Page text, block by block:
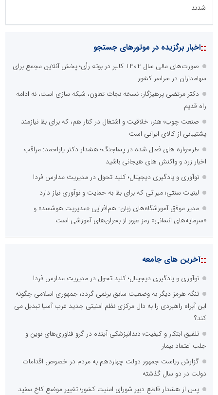
شدند
::اخبار برگزیده در موتورهای جستجو
صورت‌های مالی سال ۱۴۰۴ کالبر در بوته رأی؛ پخش آنلاین مجمع برای
سهامداران در سراسر کشور
دکتر مرتضی پرهیزگار: نسخه نجات تعاون، شبکه سازی است، نه ادامه
راه قدیم
صنعت چوب؛ هنر، خلاقیت و اشتغال در کنار هم، که برای بقا نیازمند
پشتیبانی از کالای ایرانی است
طرحواره های فعال شده در پساجنگ؛ هشدار دکتر یاراحمد: مراقب
اخبار زرد و واکنش های هیجانی باشید
نوآوری و یادگیری دیجیتال؛ کلید تحول در مدیریت مدارس فردا
لبنیات سنتی؛ میراثی که برای بقا به حمایت و نوآوری نیاز دارد
مدیر موفق آموزشگاه‌های زبان: هم‌افزایی «مدیریت هوشمند» و
«سرمایه‌های انسانی» رمز عبور از بحران‌های آموزشی است
::آخرین های جامعه
نوآوری و یادگیری دیجیتال؛ کلید تحول در مدیریت مدارس فردا
تنگه هرمز دیگر به وضعیت سابق برنمی گردد؛ جمهوری اسلامی چگونه
این آبراه راهبردی را به دال مرکزی نظم امنیتی جدید غرب آسیا تبدیل می
کند؟
تلفیق ابتکار و کیفیت؛ دندانپزشکی آینده در گرو فناوری‌های نوین و
جلب اعتماد بیمار
گزارش ریاست جمهور دولت چهاردهم به مردم در خصوص اقدامات
دولت در دو سال گذشته
پس از هشدار قاطع دبیر شورای امنیت کشور؛ تغییر موضع کاخ سفید